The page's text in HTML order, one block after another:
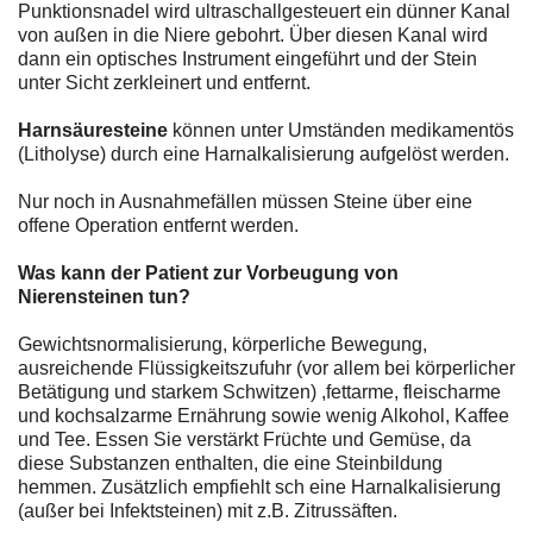
Punktionsnadel wird ultraschallgesteuert ein dünner Kanal
von außen in die Niere gebohrt. Über diesen Kanal wird
dann ein optisches Instrument eingeführt und der Stein
unter Sicht zerkleinert und entfernt.
Harnsäuresteine können unter Umständen medikamentös
(Litholyse) durch eine Harnalkalisierung aufgelöst werden.
Nur noch in Ausnahmefällen müssen Steine über eine
offene Operation entfernt werden.
Was kann der Patient zur Vorbeugung von
Nierensteinen tun?
Gewichtsnormalisierung, körperliche Bewegung,
ausreichende Flüssigkeitszufuhr (vor allem bei körperlicher
Betätigung und starkem Schwitzen) ,fettarme, fleischarme
und kochsalzarme Ernährung sowie wenig Alkohol, Kaffee
und Tee. Essen Sie verstärkt Früchte und Gemüse, da
diese Substanzen enthalten, die eine Steinbildung
hemmen. Zusätzlich empfiehlt sch eine Harnalkalisierung
(außer bei Infektsteinen) mit z.B. Zitrussäften.